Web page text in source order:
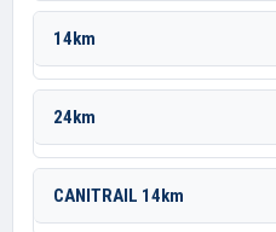
14km
24km
CANITRAIL 14km